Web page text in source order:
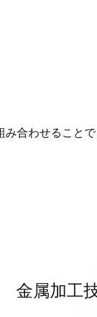
み合わせること
金属加工